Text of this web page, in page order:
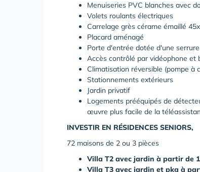
Menuiseries PVC blanches avec
Volets roulants électriques
Carrelage grès cérame émaillé
Placard aménagé
Porte d'entrée dotée d'une
Accès contrôlé par vidéophone et
Climatisation réversible (pompe à
Stationnements extérieurs
Jardin privatif
Logements prééquipés de
œuvre plus facile de la
INVESTIR EN RÉSIDENCES SENIORS,
72 maisons de 2 ou 3 pièces
Villa T2 avec jardin à partir de
Villa T3 avec jardin et pkg à